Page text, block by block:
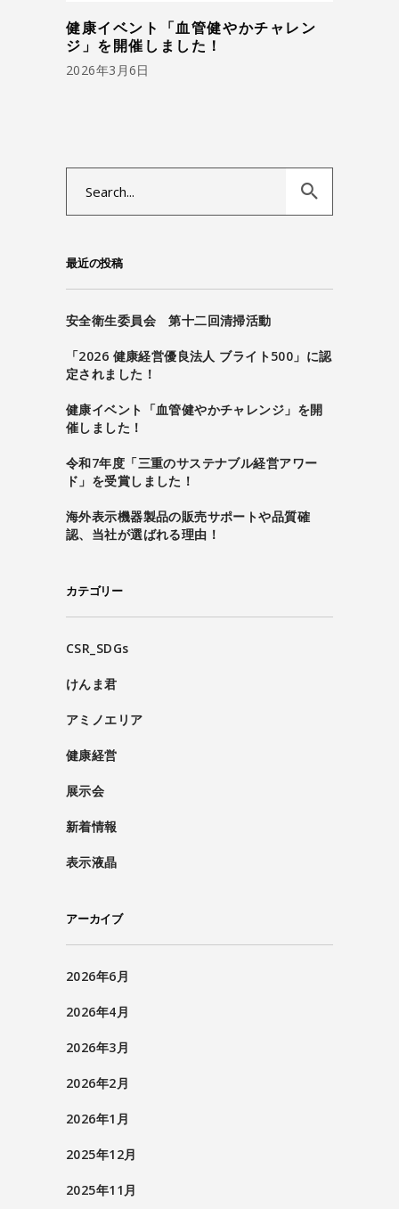
健康イベント「血管健やかチャレン
ジ」を開催しました！
2026年3月6日
最近の投稿
安全衛生委員会 第十二回清掃活動
「2026 健康経営優良法人 ブライト500」に認
定されました！
健康イベント「血管健やかチャレンジ」を開
催しました！
令和7年度「三重のサステナブル経営アワー
ド」を受賞しました！
海外表示機器製品の販売サポートや品質確
認、当社が選ばれる理由！
カテゴリー
CSR_SDGs
けんま君
アミノエリア
健康経営
展示会
新着情報
表示液晶
アーカイブ
2026年6月
2026年4月
2026年3月
2026年2月
2026年1月
2025年12月
2025年11月